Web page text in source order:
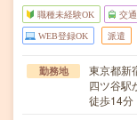
職種未経験OK 交
WEB登録OK 派遣
勤務地
東京都新
四ツ谷駅
徒歩14分